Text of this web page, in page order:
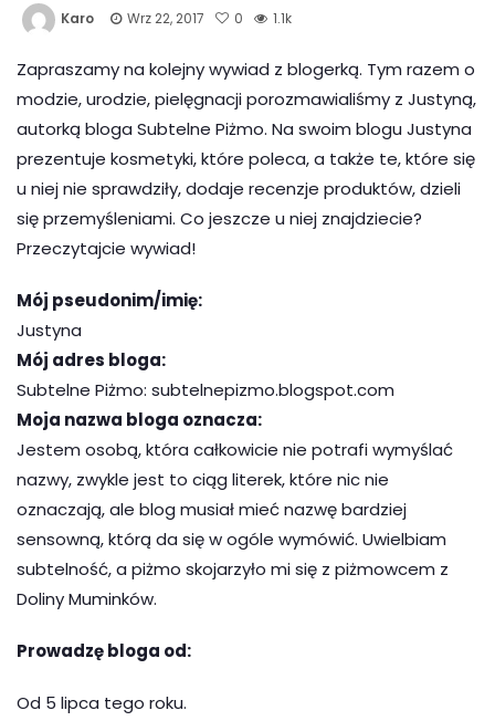
Karo Wrz 22, 2017 0 1.1k
Zapraszamy na kolejny wywiad z blogerką. Tym razem o
modzie, urodzie, pielęgnacji porozmawialiśmy z Justyną,
autorką bloga Subtelne Piżmo. Na swoim blogu Justyna
prezentuje kosmetyki, które poleca, a także te, które się
u niej nie sprawdziły, dodaje recenzje produktów, dzieli
się przemyśleniami. Co jeszcze u niej znajdziecie?
Przeczytajcie wywiad!
Mój pseudonim/imię:
Justyna
Mój adres bloga:
Subtelne Piżmo: subtelnepizmo.blogspot.com
Moja nazwa bloga oznacza:
Jestem osobą, która całkowicie nie potrafi wymyślać
nazwy, zwykle jest to ciąg literek, które nic nie
oznaczają, ale blog musiał mieć nazwę bardziej
sensowną, którą da się w ogóle wymówić. Uwielbiam
subtelność, a piżmo skojarzyło mi się z piżmowcem z
Doliny Muminków.
Prowadzę bloga od:
Od 5 lipca tego roku.